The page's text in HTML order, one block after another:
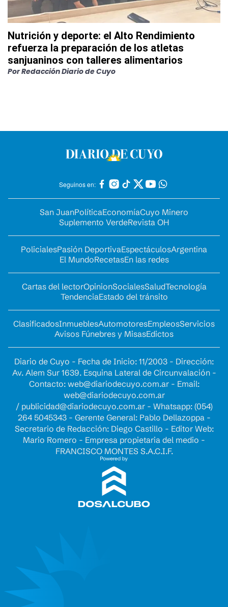
Nutrición y deporte: el Alto Rendimiento
refuerza la preparación de los atletas
sanjuaninos con talleres alimentarios
PorRedacción Diario de Cuyo
Seguinos en:
San JuanPolíticaEconomíaCuyo Minero
Suplemento VerdeRevista OH
PolicialesPasión DeportivaEspectáculosArgentina
El MundoRecetasEn las redes
Cartas del lectorOpinionSocialesSaludTecnología
TendenciaEstado del tránsito
ClasificadosInmueblesAutomotoresEmpleosServicios
Avisos Fúnebres y MisasEdictos
Diario de Cuyo - Fecha de Inicio: 11/2003 - Dirección:
Av. Alem Sur 1639. Esquina Lateral de Circunvalación -
Contacto: web@diariodecuyo.com.ar- Email:
web@diariodecuyo.com.ar
/ publicidad@diariodecuyo.com.ar- Whatsapp: (054)
264 5045343 - Gerente General: Pablo Dellazoppa -
Secretario de Redacción: Diego Castillo - Editor Web:
Mario Romero - Empresa propietaria del medio -
FRANCISCO MONTES S.A.C.I.F.